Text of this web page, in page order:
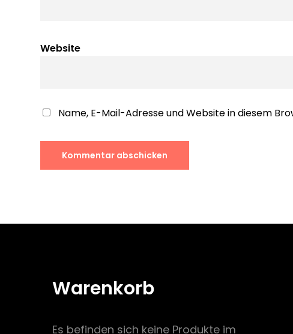
Website
Name, E-Mail-Adresse und Website in diesem
Warenkorb
Es befinden sich keine Produkte im